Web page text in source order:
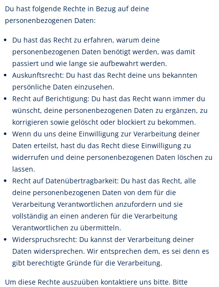
Du hast folgende Rechte in Bezug auf deine
personenbezogenen Daten:
Du hast das Recht zu erfahren, warum deine
personenbezogenen Daten benötigt werden, was damit
passiert und wie lange sie aufbewahrt werden.
Auskunftsrecht: Du hast das Recht deine uns bekannten
persönliche Daten einzusehen.
Recht auf Berichtigung: Du hast das Recht wann immer du
wünscht, deine personenbezogenen Daten zu ergänzen, zu
korrigieren sowie gelöscht oder blockiert zu bekommen.
Wenn du uns deine Einwilligung zur Verarbeitung deiner
Daten erteilst, hast du das Recht diese Einwilligung zu
widerrufen und deine personenbezogenen Daten löschen zu
lassen.
Recht auf Datenübertragbarkeit: Du hast das Recht, alle
deine personenbezogenen Daten von dem für die
Verarbeitung Verantwortlichen anzufordern und sie
vollständig an einen anderen für die Verarbeitung
Verantwortlichen zu übermitteln.
Widerspruchsrecht: Du kannst der Verarbeitung deiner
Daten widersprechen. Wir entsprechen dem, es sei denn es
gibt berechtigte Gründe für die Verarbeitung.
Um diese Rechte auszuüben kontaktiere uns bitte. Bitte